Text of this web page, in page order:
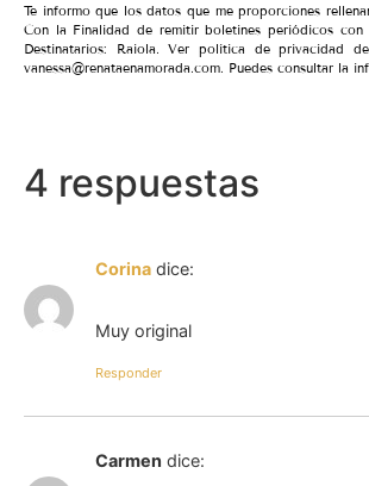
Te informo que los datos que me proporciones
Con la Finalidad de remitir boletines periódicos
Destinatarios: Raiola. Ver política de privacidad de
vanessa@renataenamorada.com. Puedes consultar
4 respuestas
Corina dice:
Muy original
Responder
Carmen dice: